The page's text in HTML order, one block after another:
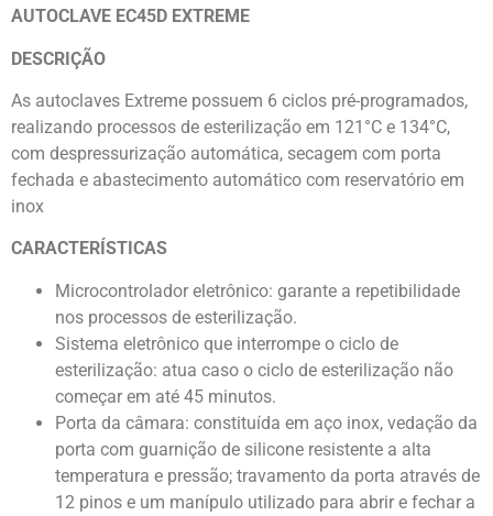
AUTOCLAVE EC45D EXTREME
DESCRIÇÃO
As autoclaves Extreme possuem 6 ciclos pré-programados,
realizando processos de esterilização em 121°C e 134°C,
com despressurização automática, secagem com porta
fechada e abastecimento automático com reservatório em
inox
CARACTERÍSTICAS
Microcontrolador eletrônico: garante a repetibilidade
nos processos de esterilização.
Sistema eletrônico que interrompe o ciclo de
esterilização: atua caso o ciclo de esterilização não
começar em até 45 minutos.
Porta da câmara: constituída em aço inox, vedação da
porta com guarnição de silicone resistente a alta
temperatura e pressão; travamento da porta através de
12 pinos e um manípulo utilizado para abrir e fechar a